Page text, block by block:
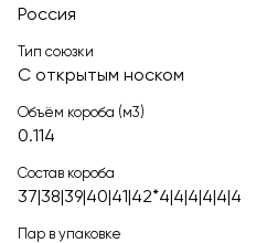
Россия
Тип союзки
С открытым носком
Объём короба (м3)
0.114
Состав короба
37|38|39|40|41|42*4|4|4|4|4|4
Пар в упаковке